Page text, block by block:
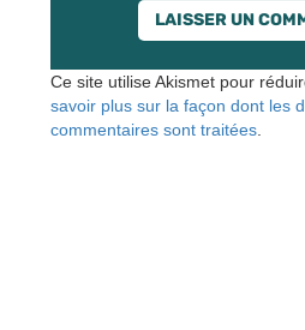
Ce site utilise Akismet pour
savoir plus sur la façon dont les
commentaires sont traitées